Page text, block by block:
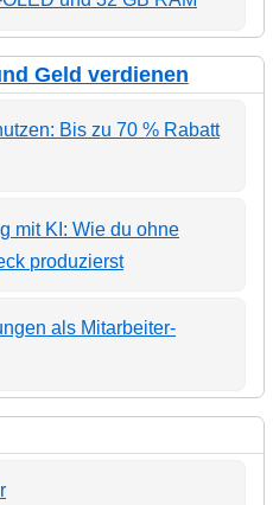
Geld verdienen
Bis zu 70 % Rabatt
mit KI: Wie du ohne
produzierst
als Mitarbeiter-